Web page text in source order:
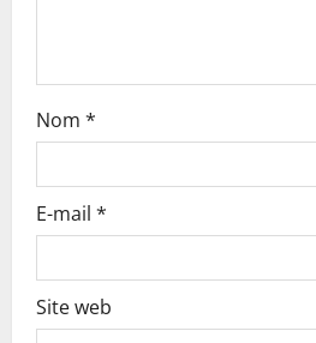
t
c
e
Nom *
E-mail *
Site web